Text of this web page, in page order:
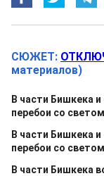
СЮЖЕТ:
материалов)
В части Бишкека
перебои со светом
В части Бишкека
перебои со светом
В части Бишкека